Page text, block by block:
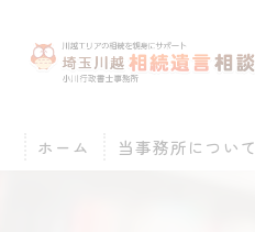
ホーム 当事務所について